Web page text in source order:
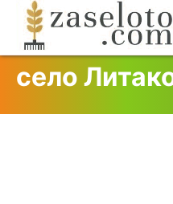
content
село